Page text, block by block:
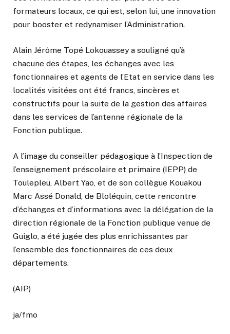
formateurs locaux, ce qui est, selon lui, une innovation
pour booster et redynamiser l’Administration.
Alain Jérôme Topé Lokouassey a souligné qu’à
chacune des étapes, les échanges avec les
fonctionnaires et agents de l’Etat en service dans les
localités visitées ont été francs, sincères et
constructifs pour la suite de la gestion des affaires
dans les services de l’antenne régionale de la
Fonction publique.
A l’image du conseiller pédagogique à l’Inspection de
l’enseignement préscolaire et primaire (IEPP) de
Toulepleu, Albert Yao, et de son collègue Kouakou
Marc Assé Donald, de Bloléquin, cette rencontre
d’échanges et d’informations avec la délégation de la
direction régionale de la Fonction publique venue de
Guiglo, a été jugée des plus enrichissantes par
l’ensemble des fonctionnaires de ces deux
départements.
(AIP)
ja/fmo